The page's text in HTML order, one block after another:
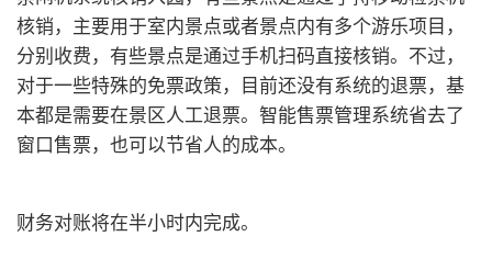
核销，主要用于室内景点或者景点内有多个游乐项目，
分别收费，有些景点是通过手机扫码直接核销。不过，
对于一些特殊的免票政策，目前还没有系统的退票，基
本都是需要在景区人工退票。智能售票管理系统省去了
窗口售票，也可以节省人的成本。
财务对账将在半小时内完成。